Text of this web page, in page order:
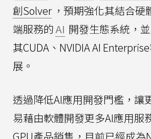
創Solver ，預期強化其結合硬
端服務的AI 開發生態系統，
其CUDA、NVIDIA AI
展。
透過降低AI應用開發門檻，讓
易藉由軟體開發更多AI應用服
GPU產品銷售，目前已經成為